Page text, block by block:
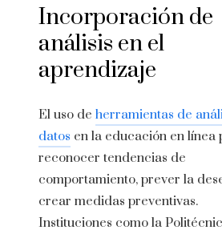
Incorporación de
análisis en el
aprendizaje
El uso de herramientas de
datos en la educación en línea
reconocer tendencias de
comportamiento, prever la
crear medidas preventivas.
Instituciones como la